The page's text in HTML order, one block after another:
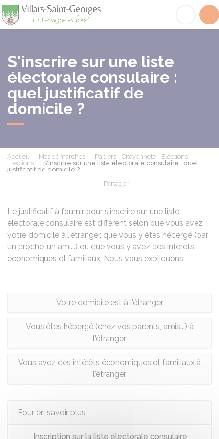
S'inscrire sur une liste
électorale consulaire :
quel justificatif de
domicile ?
Accueil Mes démarches
Papiers - Citoyenneté - Élections
Élections
S'inscrire sur une liste électorale consulaire : quel
justificatif de domicile ?
Partager
Le justificatif à fournir pour s'inscrire sur une liste
électorale consulaire est différent selon que vous avez
votre domicile à l'étranger, que vous y êtes hébergé (par
un proche, un ami...) ou que vous y avez des intérêts
économiques et familiaux. Nous vous expliquons.
Votre domicile est à l'étranger
Vous êtes hébergé (chez vos parents, amis...) à
l'étranger
Vous avez des intérêts économiques et familiaux à
l'étranger
Pour en savoir plus
Inscription sur la liste électorale consulaire